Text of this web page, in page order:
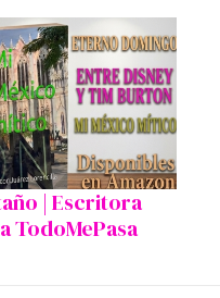
| Escritora
TodoMePasa